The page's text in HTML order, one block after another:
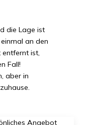
die Lage ist
an den
ist,
Fall!
aber in